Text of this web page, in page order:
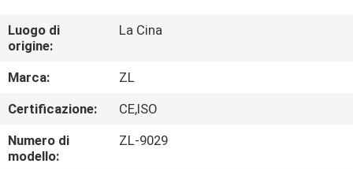
NOI
GIRO
DELLA
FABBRICA
Luogo di
origine:
La Cina
Marca:
ZL
Certificazione:
CE,ISO
Numero di
modello:
ZL-9029